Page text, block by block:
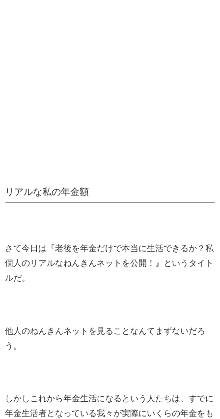
リアルな私の年金額
さて今日は『老後を年金だけで本当に生活できるか？私
個人のリアルなねんきんネットを公開！』というタイト
ルだ。
他人のねんきんネットを見ることなんてまずないだろ
う。
しかしこれから年金生活になるという人たちは、すでに
年金生活者となっている我々が実際にいくらの年金をも